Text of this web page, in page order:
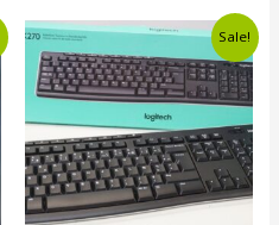
Sale!
Algne
oli:
€20,00.
Current
price
is:
€15,99.